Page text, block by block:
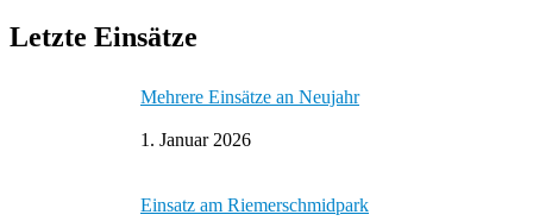
Letzte Einsätze
Mehrere Einsätze an Neujahr
1. Januar 2026
Einsatz am Riemerschmidpark